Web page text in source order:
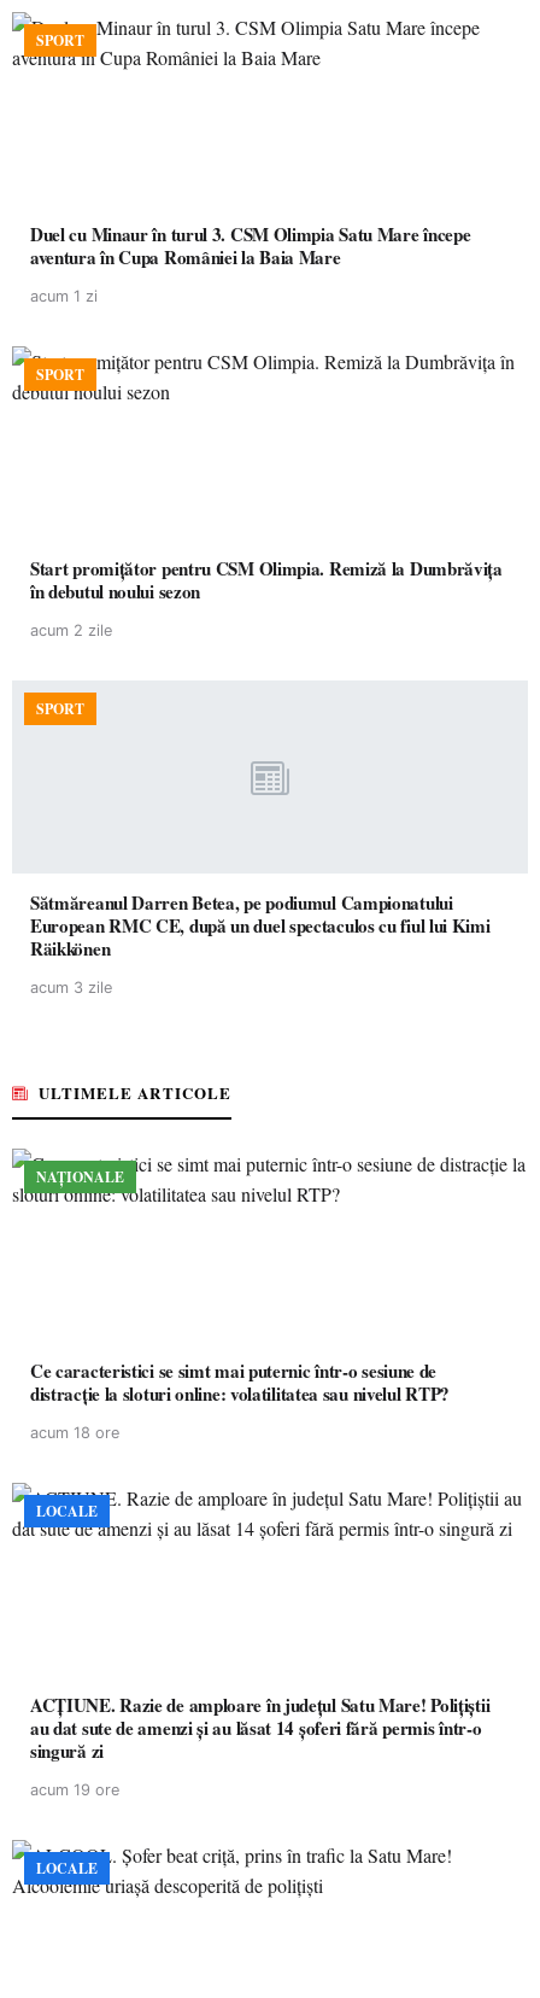
SPORT
Duel cu Minaur în turul 3. CSM Olimpia Satu Mare începe
aventura în Cupa României la Baia Mare
acum 1 zi
SPORT
Start promițător pentru CSM Olimpia. Remiză la Dumbrăvița
în debutul noului sezon
acum 2 zile
SPORT
Sătmăreanul Darren Betea, pe podiumul Campionatului
European RMC CE, după un duel spectaculos cu fiul lui Kimi
Räikkönen
acum 3 zile
ULTIMELE ARTICOLE
NAȚIONALE
Ce caracteristici se simt mai puternic într-o sesiune de
distracție la sloturi online: volatilitatea sau nivelul RTP?
acum 18 ore
LOCALE
ACȚIUNE. Razie de amploare în județul Satu Mare! Polițiștii
au dat sute de amenzi și au lăsat 14 șoferi fără permis într-o
singură zi
acum 19 ore
LOCALE